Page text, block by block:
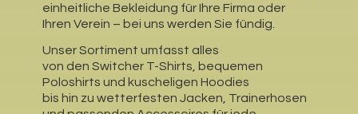
einheitliche Bekleidung für Ihre Firma oder
Ihren Verein – bei uns werden Sie fündig.
Unser Sortiment umfasst alles
von den Switcher T-Shirts, bequemen
Poloshirts und kuscheligen Hoodies
bis hin zu wetterfesten Jacken, Trainerhosen